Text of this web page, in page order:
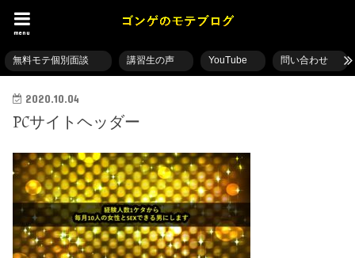
menu
無料モテ個別面談 講習生の声 YouTube 問い合わせ
2020.10.04
PCサイトヘッダー